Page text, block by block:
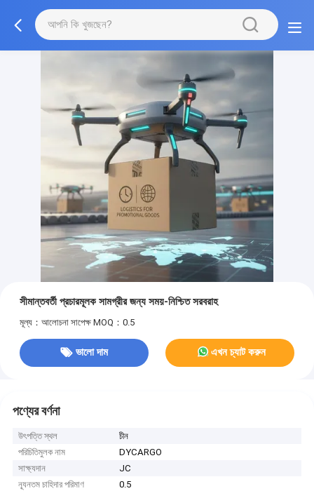
সীমান্তবর্তী প্রচারমূলক সামগ্রীর জন্য সময়-নিশ্চিত সরবরাহ
মূল্য：আলোচনা সাপেক্ষ MOQ：0.5
ভালো দাম এখন চ্যাট করুন
পণ্যের বর্ণনা
উৎপত্তি স্থল
চীন
পরিচিতিমুলক নাম
DYCARGO
সাক্ষ্যদান
JC
ন্যূনতম চাহিদার পরিমাণ
0.5